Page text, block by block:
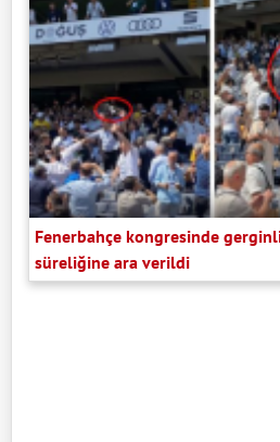
Fenerbahçe kongresinde
süreliğine ara verildi